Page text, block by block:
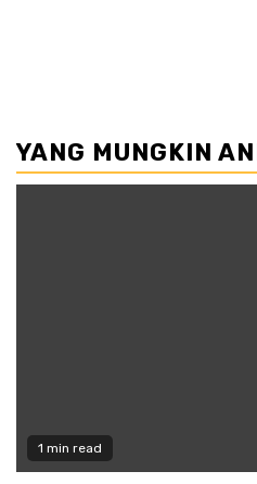
YANG MUNGKIN
1 min read